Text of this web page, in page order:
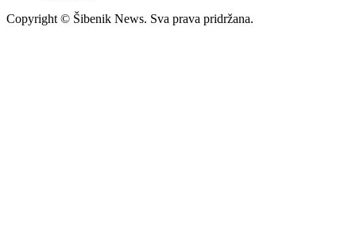
Copyright © Šibenik News. Sva prava pridržana.